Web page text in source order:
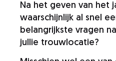
Na het geven van het
waarschijnlijk al snel
belangrijkste vragen
jullie trouwlocatie?